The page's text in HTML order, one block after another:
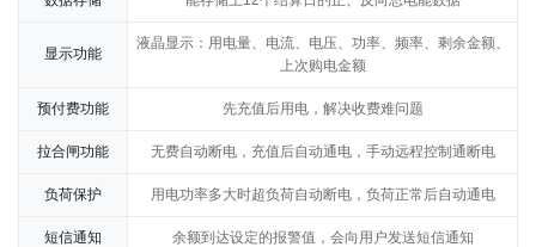
显示功能
液晶显示：用电量、电流、电压、功率、频率、剩余金额、
上次购电金额
预付费功能 先充值后用电，解决收费难问题
拉合闸功能 无费自动断电，充值后自动通电，手动远程控制通断电
负荷保护 用电功率多大时超负荷自动断电，负荷正常后自动通电
短信通知 余额到达设定的报警值，会向用户发送短信通知